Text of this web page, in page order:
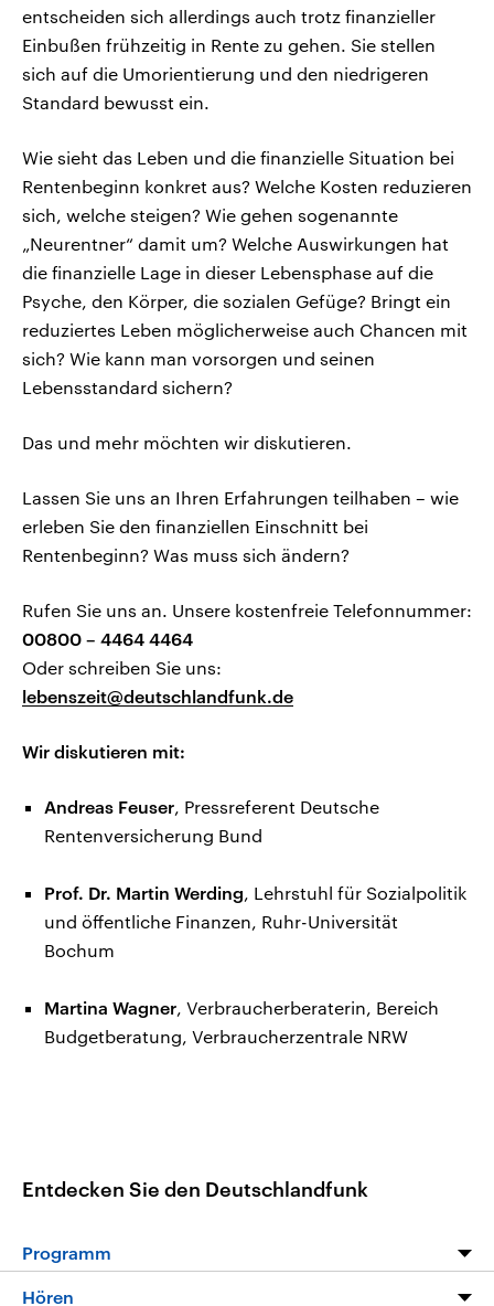
entscheiden sich allerdings auch trotz finanzieller
Einbußen frühzeitig in Rente zu gehen. Sie stellen
sich auf die Umorientierung und den niedrigeren
Standard bewusst ein.
Wie sieht das Leben und die finanzielle Situation bei
Rentenbeginn konkret aus? Welche Kosten reduzieren
sich, welche steigen? Wie gehen sogenannte
„Neurentner“ damit um? Welche Auswirkungen hat
die finanzielle Lage in dieser Lebensphase auf die
Psyche, den Körper, die sozialen Gefüge? Bringt ein
reduziertes Leben möglicherweise auch Chancen mit
sich? Wie kann man vorsorgen und seinen
Lebensstandard sichern?
Das und mehr möchten wir diskutieren.
Lassen Sie uns an Ihren Erfahrungen teilhaben – wie
erleben Sie den finanziellen Einschnitt bei
Rentenbeginn? Was muss sich ändern?
Rufen Sie uns an. Unsere kostenfreie Telefonnummer:
00800 – 4464 4464
Oder schreiben Sie uns:
lebenszeit@deutschlandfunk.de
Wir diskutieren mit:
Andreas Feuser, Pressreferent Deutsche
Rentenversicherung Bund
Prof. Dr. Martin Werding, Lehrstuhl für Sozialpolitik
und öffentliche Finanzen, Ruhr-Universität
Bochum
Martina Wagner, Verbraucherberaterin, Bereich
Budgetberatung, Verbraucherzentrale NRW
Entdecken Sie den Deutschlandfunk
Programm
Programm
Hören